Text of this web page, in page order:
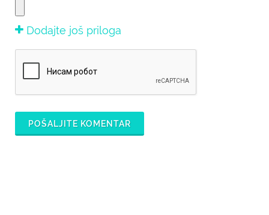
Dodajte još priloga
POŠALJITE KOMENTAR